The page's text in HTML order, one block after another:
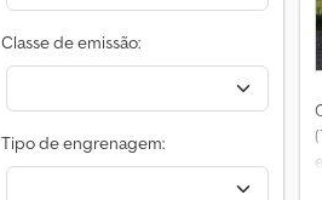
Classe de emissão:
Tipo de engrenagem: